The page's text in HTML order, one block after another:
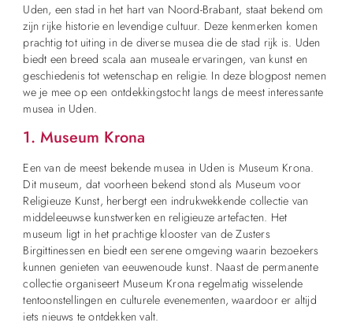
Uden, een stad in het hart van Noord-Brabant, staat bekend om
zijn rijke historie en levendige cultuur. Deze kenmerken komen
prachtig tot uiting in de diverse musea die de stad rijk is. Uden
biedt een breed scala aan museale ervaringen, van kunst en
geschiedenis tot wetenschap en religie. In deze blogpost nemen
we je mee op een ontdekkingstocht langs de meest interessante
musea in Uden.
1. Museum Krona
Een van de meest bekende musea in Uden is Museum Krona.
Dit museum, dat voorheen bekend stond als Museum voor
Religieuze Kunst, herbergt een indrukwekkende collectie van
middeleeuwse kunstwerken en religieuze artefacten. Het
museum ligt in het prachtige klooster van de Zusters
Birgittinessen en biedt een serene omgeving waarin bezoekers
kunnen genieten van eeuwenoude kunst. Naast de permanente
collectie organiseert Museum Krona regelmatig wisselende
tentoonstellingen en culturele evenementen, waardoor er altijd
iets nieuws te ontdekken valt.